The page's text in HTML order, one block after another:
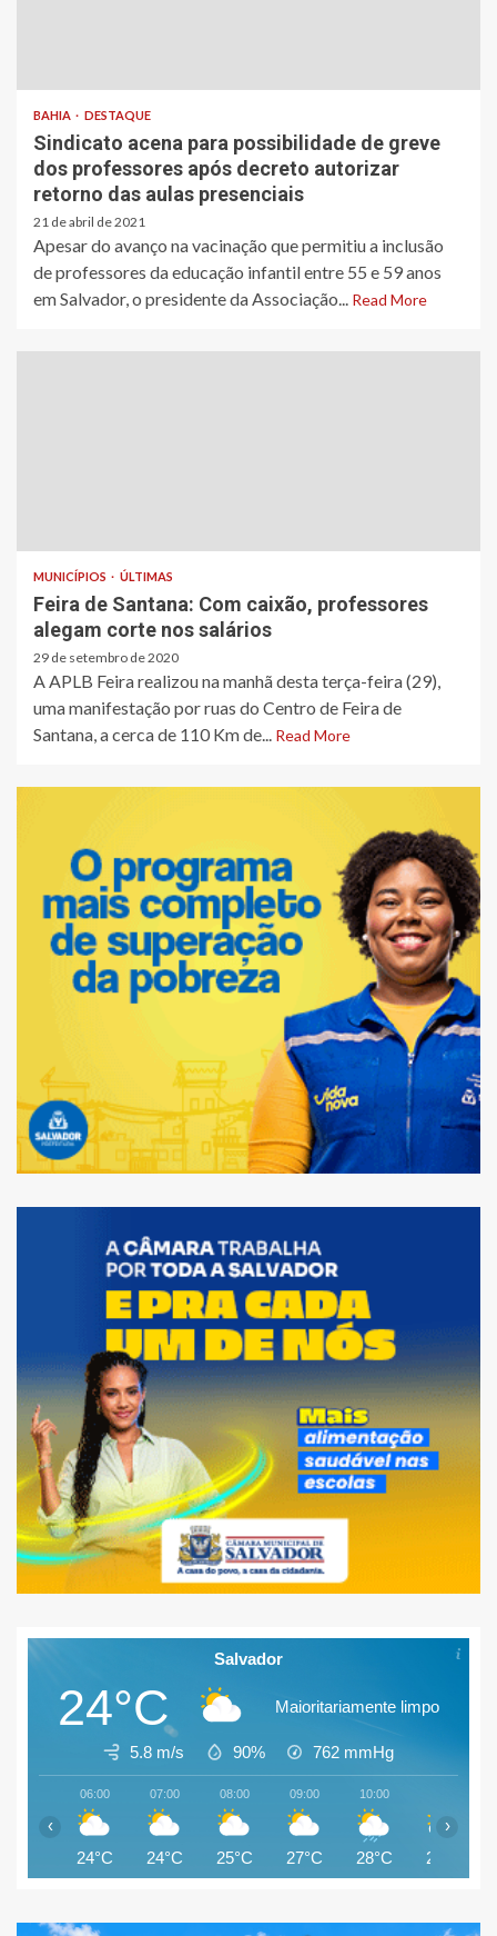
BAHIA DESTAQUE
Sindicato acena para possibilidade de greve
dos professores após decreto autorizar
retorno das aulas presenciais
21 de abril de 2021
Apesar do avanço na vacinação que permitiu a inclusão
de professores da educação infantil entre 55 e 59 anos
em Salvador, o presidente da Associação...
Read More
MUNICÍPIOS ÚLTIMAS
Feira de Santana: Com caixão, professores
alegam corte nos salários
29 de setembro de 2020
A APLB Feira realizou na manhã desta terça-feira (29),
uma manifestação por ruas do Centro de Feira de
Santana, a cerca de 110 Km de...
Read More
Salvador
24°C Maioritariamente limpo
5.8 m/s 90% 762 mmHg
06:00
24°C
07:00
24°C
08:00
25°C
09:00
27°C
10:00
28°C 28°C
‹ ›